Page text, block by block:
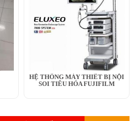
HỆ THỐNG MÁY THIẾT BỊ NỘI
SOI TIÊU HÓA FUJIFILM